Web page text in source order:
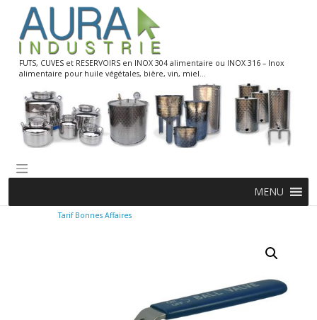
content
FUTS, CUVES et RESERVOIRS en INOX 304 alimentaire ou INOX 316 – Inox
alimentaire pour huile végétales, bière, vin, miel…
MENU
Tarif Bonnes Affaires